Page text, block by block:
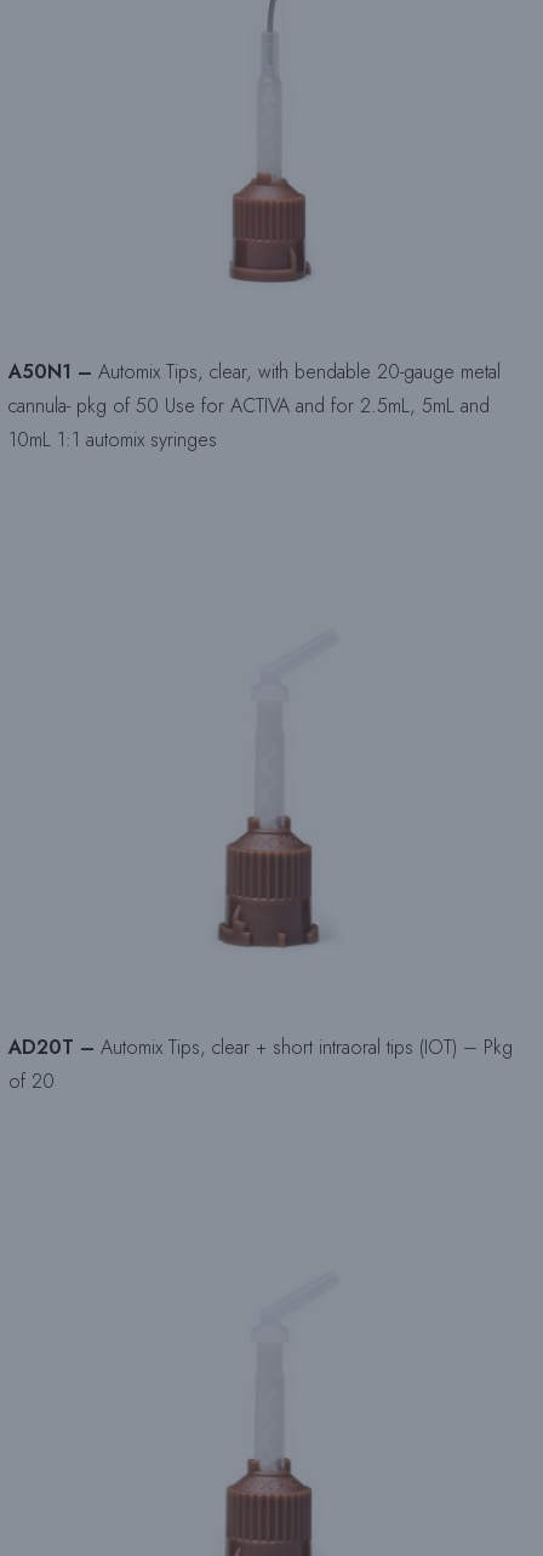
A50N1 – Automix Tips, clear, with bendable 20-gauge metal
cannula- pkg of 50 Use for ACTIVA and for 2.5mL, 5mL and
10mL 1:1 automix syringes
AD20T – Automix Tips, clear + short intraoral tips (IOT) – Pkg
of 20